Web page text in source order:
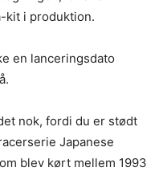
kit i produktion.
en lanceringsdato
nok, fordi du er stødt
Japanese
blev kørt mellem 1993